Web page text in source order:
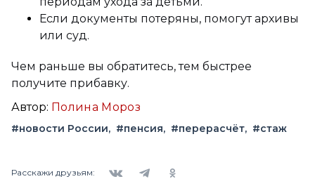
Если документы потеряны, помогут архивы
или суд.
Чем раньше вы обратитесь, тем быстрее
получите прибавку.
Автор: Полина Мороз
#новости России #пенсия #перерасчёт #стаж
Расскажи друзьям: